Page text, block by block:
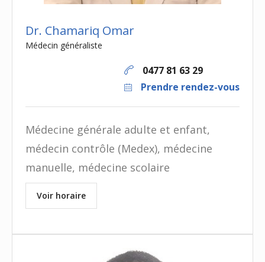
Dr. Chamariq Omar
Médecin généraliste
0477 81 63 29
Prendre rendez-vous
Médecine générale adulte et enfant,
médecin contrôle (Medex), médecine
manuelle, médecine scolaire
Voir horaire